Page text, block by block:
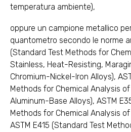
temperatura ambiente),
oppure un campione metallico
quantometro secondo le norme
(Standard Test Methods for
Stainless, Heat-Resisting,
Chromium-Nickel-Iron Alloys),
Methods for Chemical Analysis
Aluminum-Base Alloys), ASTM
Methods for Chemical Analysis
ASTM E415 (Standard Test